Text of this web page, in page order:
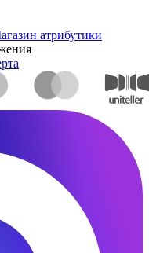
атрибутики